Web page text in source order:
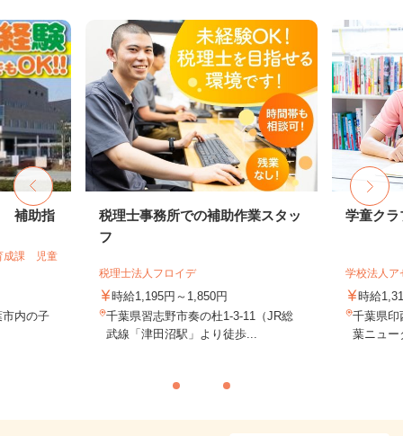
補助指
成課 児童
内の子
税理士事務所での補助作業スタッ
フ
税理士法人フロイデ
時給1,195円～1,850円
千葉県習志野市奏の杜1-3-11（JR総
武線「津田沼駅」より徒歩...
学童クラ
学校法人
時給
千葉県印
葉ニュー